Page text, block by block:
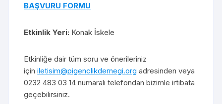
BAŞVURU FORMU
Etkinlik Yeri: Konak İskele
Etkinliğe dair tüm soru ve önerileriniz
içiniletisim@pigenclikdernegi.org adresinden veya
0232 483 03 14 numaralı telefondan bizimle irtibata
geçebilirsiniz.